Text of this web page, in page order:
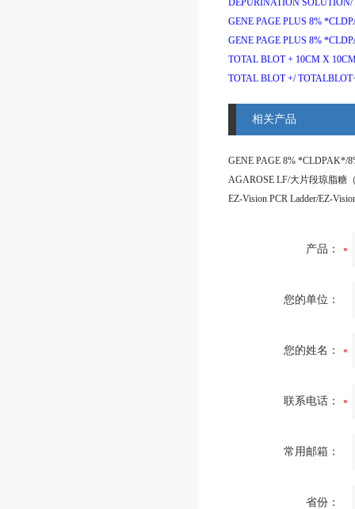
DEPURINATION SOLUTION/
GENE PAGE PLUS 8%
GENE PAGE PLUS 8%
TOTAL BLOT + 10CM X
TOTAL BLOT +/
相关产品
产品：
您的单位：
您的姓名：
联系电话：
常用邮箱：
省份：